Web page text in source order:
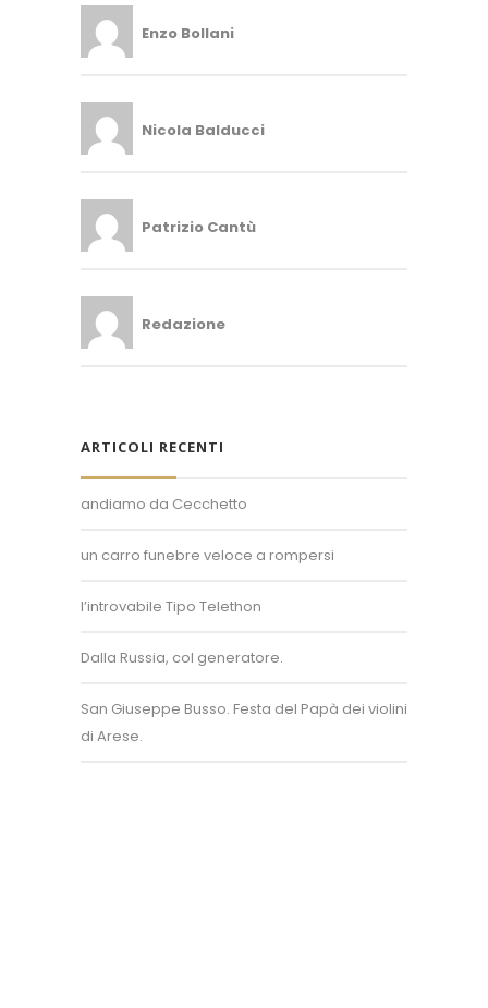
Enzo Bollani
Nicola Balducci
Patrizio Cantù
Redazione
ARTICOLI RECENTI
andiamo da Cecchetto
un carro funebre veloce a rompersi
l’introvabile Tipo Telethon
Dalla Russia, col generatore.
San Giuseppe Busso. Festa del Papà dei violini
di Arese.
Superposter® è un marchio registrato.
info@superposter.tv